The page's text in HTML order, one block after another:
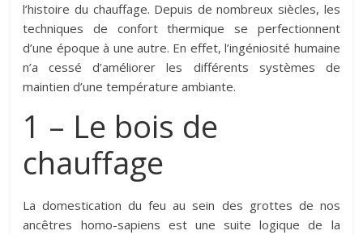
l’histoire du chauffage. Depuis de nombreux siècles, les
techniques de confort thermique se perfectionnent
d’une époque à une autre. En effet, l’ingéniosité humaine
n’a cessé d’améliorer les différents systèmes de
maintien d’une température ambiante.
1 – Le bois de
chauffage
La domestication du feu au sein des grottes de nos
ancêtres homo-sapiens est une suite logique de la